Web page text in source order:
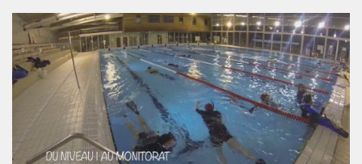
Agenda
Les Palmes du Lac
Résultats Compétitions
MATERIEL
Section Matériel
Occasions